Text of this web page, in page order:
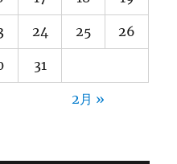
24 25 26
31
2月 »